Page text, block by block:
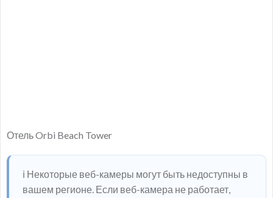
Отель Orbi Beach Tower
ℹ️ Некоторые веб-камеры могут быть недоступны в
вашем регионе. Если веб-камера не работает,